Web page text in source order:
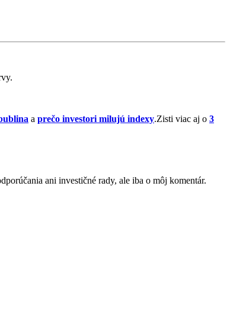
a prečo investori milujú indexy.Zisti viac aj o 3
ani investičné rady, ale iba o môj komentár.